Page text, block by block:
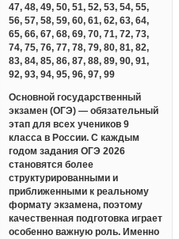
47, 48, 49, 50, 51, 52, 53, 54, 55,
56, 57, 58, 59, 60, 61, 62, 63, 64,
65, 66, 67, 68, 69, 70, 71, 72, 73,
74, 75, 76, 77, 78, 79, 80, 81, 82,
83, 84, 85, 86, 87, 88, 89, 90, 91,
92, 93, 94, 95, 96, 97, 99
Основной государственный
экзамен (ОГЭ) — обязательный
этап для всех учеников 9
класса в России. С каждым
годом задания ОГЭ 2026
становятся более
структурированными и
приближенными к реальному
формату экзамена, поэтому
качественная подготовка играет
особенно важную роль. Именно